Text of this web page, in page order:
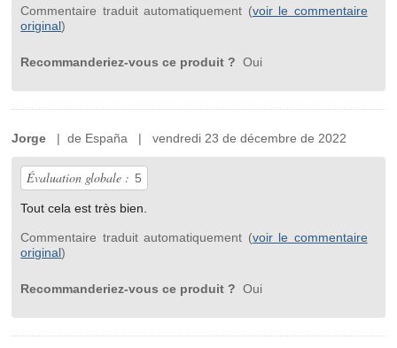
Commentaire traduit automatiquement (voir le commentaire
original)
Recommanderiez-vous ce produit ? Oui
Jorge | de España | vendredi 23 de décembre de 2022
Évaluation globale : 5
Tout cela est très bien.
Commentaire traduit automatiquement (voir le commentaire
original)
Recommanderiez-vous ce produit ? Oui